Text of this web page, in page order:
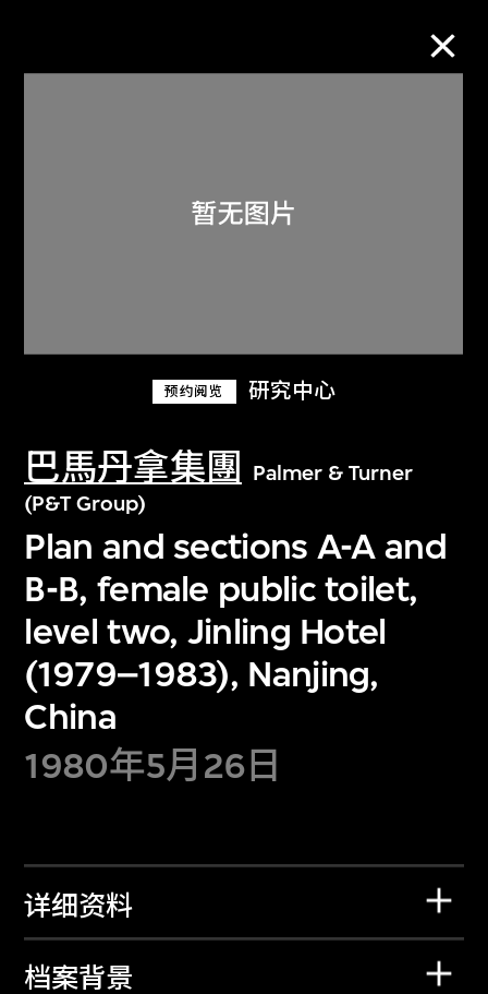
预约阅览 研究中心
巴馬丹拿集團
Palmer & Turner
(P&T Group)
Plan and sections A-A and
B-B, female public toilet,
level two, Jinling Hotel
(1979–1983), Nanjing,
China
1980年5月26日
详细资料
档案背景
关于M+藏品
探索世界顶级的二十及二十一世纪视觉
文化藏品。